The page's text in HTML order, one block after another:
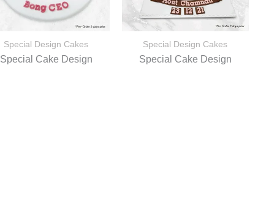
Special Design Cakes
Special Cake Design
Special Design Cakes
Special Cake Design